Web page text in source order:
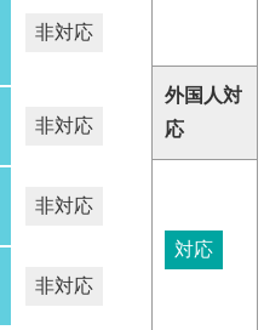
非対応
非対応
非対応
非対応
外国人対
応
対応